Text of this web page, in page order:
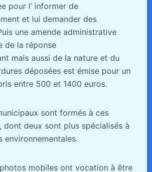
pour l’ informer de
et lui demander des
une amende administrative
de la réponse
mais aussi de la nature et du
déposées est émise pour un
entre 500 et 1400 euros.
sont formés à ces
dont deux sont plus spécialisés à
environnementales.
mobiles ont vocation à être